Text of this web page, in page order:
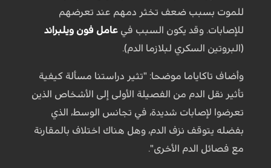
للموت بسبب ضعف تخثر دمهم عند تعرضهم
للإصابات. وقد يكون السبب في عامل فون ويلبراند
(البروتين السكري لبلازما الدم).
وأضاف تاكاياما موضحا: "تثير دراستنا مسألة كيفية
تأثير نقل الدم من الفصيلة الأولى إلى الأشخاص الذين
تعرضوا لإصابات شديدة، في تجانس الوسط، الذي
بفضله يتوقف نزف الدم، وهل هناك اختلاف بالمقارنة
مع فصائل الدم الأخرى".